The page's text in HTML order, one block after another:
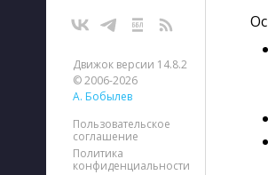
Движок версии 14.8.2
© 2006-2026
А. Бобылев
Пользовательское
соглашение
Политика
конфиденциальности